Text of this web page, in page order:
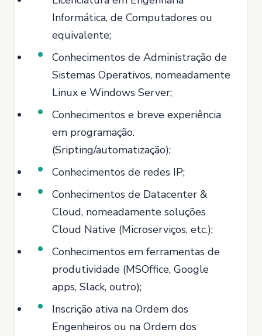
Informática, de Computadores ou
equivalente;
Conhecimentos de Administração de
Sistemas Operativos, nomeadamente
Linux e Windows Server;
Conhecimentos e breve experiência
em programação.
(Sripting/automatização);
Conhecimentos de redes IP;
Conhecimentos de Datacenter &
Cloud, nomeadamente soluções
Cloud Native (Microserviços, etc.);
Conhecimentos em ferramentas de
produtividade (MSOffice, Google
apps, Slack, outro);
Inscrição ativa na Ordem dos
Engenheiros ou na Ordem dos